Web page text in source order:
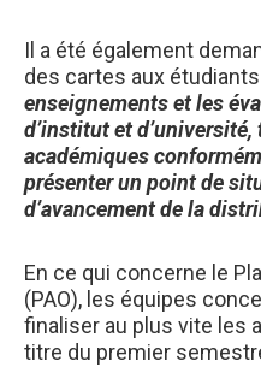
Il a été également
des cartes aux étudiants
enseignements et les
d’institut et
académiques
présenter un point de
d’avancement de la
​En ce qui concerne le
(PAO), les équipes
finaliser au plus vite les
titre du premier